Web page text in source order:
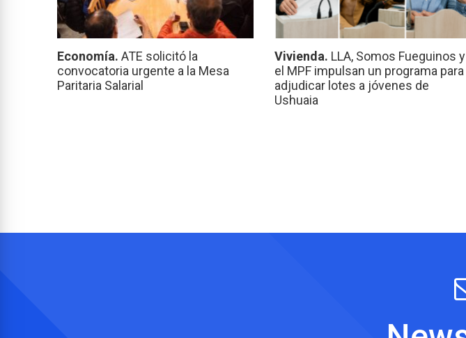
Economía. ATE solicitó la
convocatoria urgente a la Mesa
Paritaria Salarial
Vivienda. LLA, Somos Fueguinos y
el MPF impulsan un programa para
adjudicar lotes a jóvenes de
Ushuaia